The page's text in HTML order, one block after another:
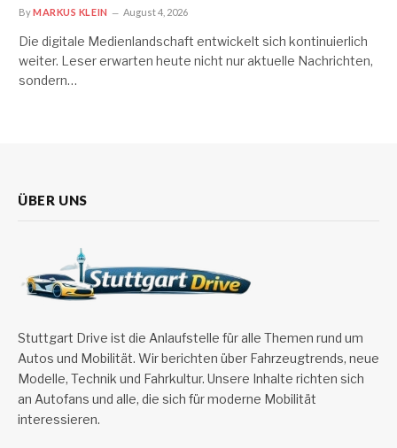
ByMARKUS KLEIN August 4, 2026
Die digitale Medienlandschaft entwickelt sich kontinuierlich
weiter. Leser erwarten heute nicht nur aktuelle Nachrichten,
sondern…
ÜBER UNS
Stuttgart Drive ist die Anlaufstelle für alle Themen rund um
Autos und Mobilität. Wir berichten über Fahrzeugtrends, neue
Modelle, Technik und Fahrkultur. Unsere Inhalte richten sich
an Autofans und alle, die sich für moderne Mobilität
interessieren.